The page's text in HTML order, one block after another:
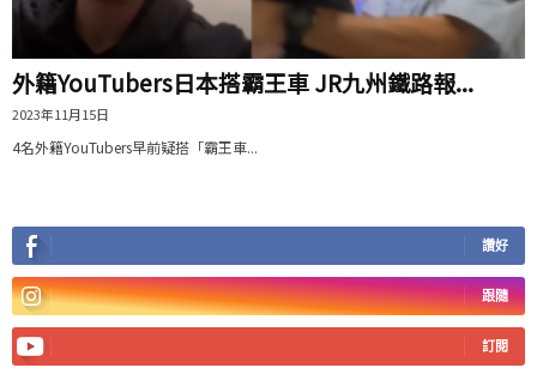
外籍YouTubers日本搭霸王車 JR九州鐵路報...
2023年11月15日
4名外籍YouTubers早前疑搭「霸王車...
讚好
跟隨
訂閱